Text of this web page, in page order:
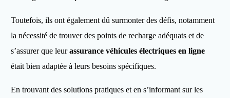
Toutefois, ils ont également dû surmonter des défis, notamment
la nécessité de trouver des points de recharge adéquats et de
s’assurer que leurassurance véhicules électriques en ligne
était bien adaptée à leurs besoins spécifiques.
En trouvant des solutions pratiques et en s’informant sur les